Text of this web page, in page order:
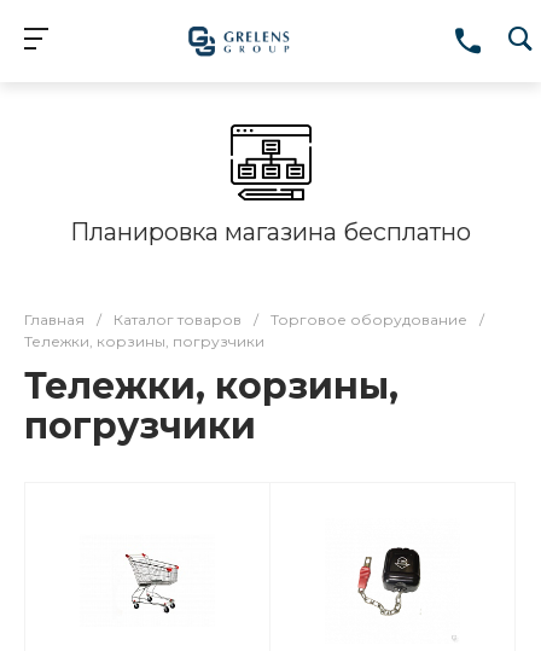
Планировка магазина бесплатно
Главная / Каталог товаров / Торговое оборудование
/
Тележки, корзины, погрузчики
Тележки, корзины,
погрузчики